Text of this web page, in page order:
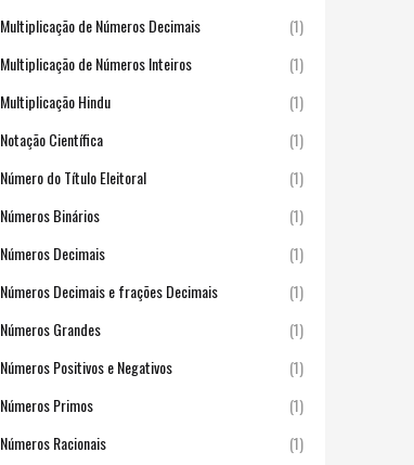
Multiplicação de Números Decimais
(1)
Multiplicação de Números Inteiros
(1)
Multiplicação Hindu
(1)
Notação Científica
(1)
Número do Título Eleitoral
(1)
Números Binários
(1)
Números Decimais
(1)
Números Decimais e frações Decimais
(1)
Números Grandes
(1)
Números Positivos e Negativos
(1)
Números Primos
(1)
Números Racionais
(1)